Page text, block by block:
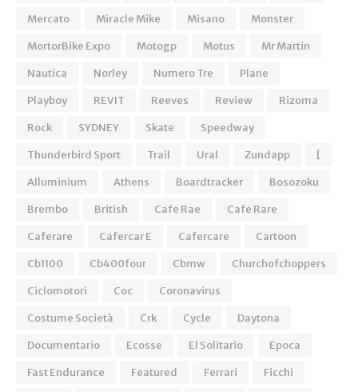
Mercato
Miracle Mike Misano
Monster
MortorBike Expo
Motogp Motus
Mr Martin
Nautica
Norley Numero Tre
Plane
Playboy
REVIT Reeves Review
Rizoma
Rock
SYDNEY Skate
Speedway
Thunderbird Sport
Trail Ural Zundapp
[
Alluminium
Athens Boardtracker
Bosozoku
Brembo
British Cafe Rae
Cafe Rare
Caferare
Cafercar E Cafercare
Cartoon
Cb1100
Cb400four Cbmw
Churchofchoppers
Ciclomotori
Coc
Coronavirus
Costume Società
Crk Cycle
Daytona
Documentario
Ecosse El Solitario
Epoca
Fast Endurance
Featured Ferrari
Ficchi